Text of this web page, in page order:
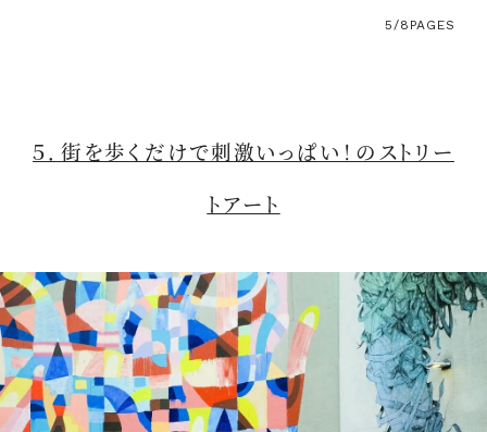
5/8 PAGES
５．街を歩くだけで刺激いっぱい！のストリー
トアート